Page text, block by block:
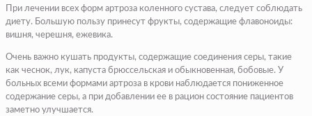
При лечении всех форм артроза коленного сустава, следует соблюдать
диету. Большую пользу принесут фрукты, содержащие флавоноиды:
вишня, черешня, ежевика.
Очень важно кушать продукты, содержащие соединения серы, такие
как чеснок, лук, капуста брюссельская и обыкновенная, бобовые. У
больных всеми формами артроза в крови наблюдается пониженное
содержание серы, а при добавлении ее в рацион состояние пациентов
заметно улучшается.